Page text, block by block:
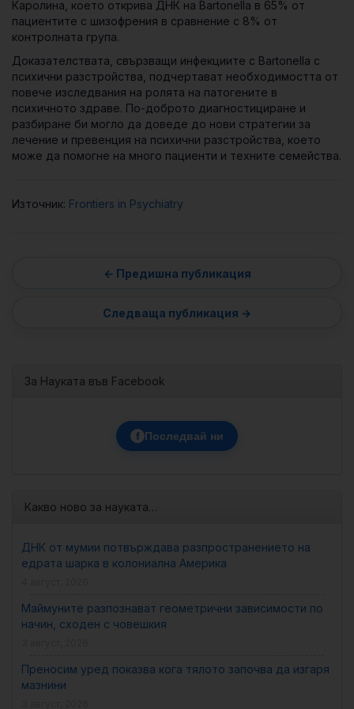
Каролина, което открива ДНК на Bartonella в 65% от
пациентите с шизофрения в сравнение с 8% от
контролната група.
Доказателствата, свързващи инфекциите с Bartonella с
психични разстройства, подчертават необходимостта от
повече изследвания на ролята на патогените в
психичното здраве. По-доброто диагностициране и
разбиране би могло да доведе до нови стратегии за
лечение и превенция на психични разстройства, което
може да помогне на много пациенти и техните семейства.
Източник: Frontiers in Psychiatry
За Науката във Facebook
f Последвай ни
Какво ново за науката…
ДНК от мумии потвърждава разпространението на
едрата шарка в колониална Америка
Маймуните разпознават геометрични зависимости по
начин, сходен с човешкия
Преносим уред показва кога тялото започва да изгаря
мазнини